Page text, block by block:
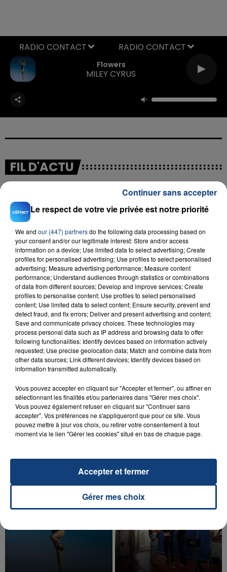
Flowers
MILEY CYRUS
RADIO CONTACT
FIL D'ACTU
23 juillet 2026
INCENDIE MORTEL À LENS : UNE FEMME ET
SON BÉBÉ ENTRE LA VIE ET LA...
Un homme s'est immolé par le feu après avoir
aspergé sa compagne et leur bébé de trois mois
d'un liquide inflammable.
20 juillet 2026
UNE ADOLESCENTE DEVANT SE FAIRE
OPÉRER DE LA CHEVILLE RESSORT DE LA...
La famille a porté plainte contre la clinique qui a
reconnu sa responsabilité et présenté ses
TITRES DIFFUSÉS
Le respect de votre vie privée est notre priorité
We and our (447) partnersdo the following data processing based on
your consent and/or our legitimate interest: Store and/or access
information on a device; Use limited data to select advertising; Create
profiles for personalised advertising; Use profiles to select personalised
advertising; Measure advertising performance; Measure content
performance; Understand audiences through statistics or combinations
of data from different sources; Develop and improve services; Create
profiles to personalise content; Use profiles to select personalised
content; Use limited data to select content; Ensure security, prevent and
detect fraud, and fix errors; Deliver and present advertising and content;
Save and communicate privacy choices. These technologies may
process personal data such as IP address and browsing data to offer
following functionalities: Identify devices based on information actively
requested; Use precise geolocation data; Match and combine data from
other data sources; Link different devices; Identify devices based on
information transmitted automatically.
Vous pouvez accepter en cliquant sur "Accepter et fermer", ou affiner en
sélectionnant les finalités et/ou partenaires dans "Gérer mes choix".
Vous pouvez également refuser en cliquant sur "Continuer sans
accepter". Vos préférences ne s'appliqueront que pour ce site. Vous
pouvez mettre à jour vos choix, ou retirer votre consentement à tout
moment via le lien "Gérer les cookies" situé en bas de chaque page.
Gérer mes choix
Accepter et fermer
Continuer sans accepter